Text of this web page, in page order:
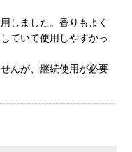
しました。香りもよく
ていて使用しやすかっ
んが、継続使用が必要